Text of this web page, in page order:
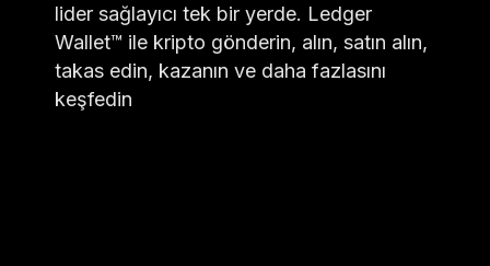
lider sağlayıcı tek bir yerde. Ledger
Wallet™ ile kripto gönderin, alın, satın alın,
takas edin, kazanın ve daha fazlasını
keşfedin